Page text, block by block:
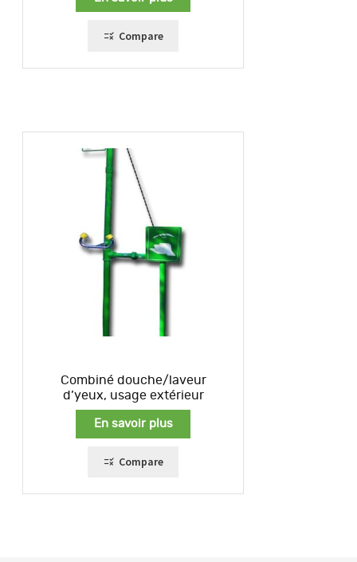
Compare
Combiné douche/laveur
d’yeux, usage extérieur
En savoir plus
Compare